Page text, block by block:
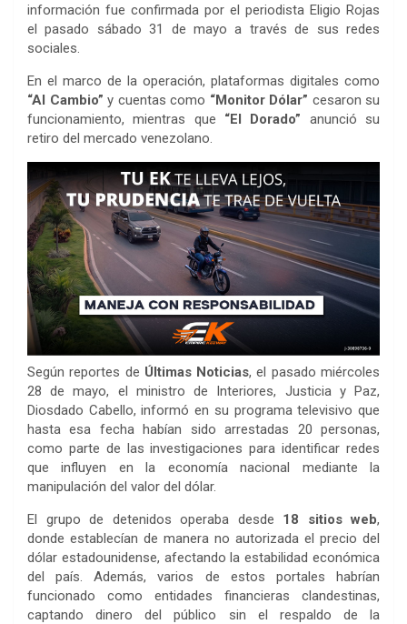
información fue confirmada por el periodista Eligio Rojas
el pasado sábado 31 de mayo a través de sus redes
sociales.
En el marco de la operación, plataformas digitales como
“Al Cambio” y cuentas como “Monitor Dólar” cesaron su
funcionamiento, mientras que “El Dorado” anunció su
retiro del mercado venezolano.
Según reportes de Últimas Noticias, el pasado miércoles
28 de mayo, el ministro de Interiores, Justicia y Paz,
Diosdado Cabello, informó en su programa televisivo que
hasta esa fecha habían sido arrestadas 20 personas,
como parte de las investigaciones para identificar redes
que influyen en la economía nacional mediante la
manipulación del valor del dólar.
El grupo de detenidos operaba desde 18 sitios web,
donde establecían de manera no autorizada el precio del
dólar estadounidense, afectando la estabilidad económica
del país. Además, varios de estos portales habrían
funcionado como entidades financieras clandestinas,
captando dinero del público sin el respaldo de la